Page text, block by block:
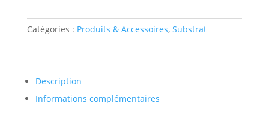
4,4l
Catégories : Produits & Accessoires, Substrat
Description
Informations complémentaires